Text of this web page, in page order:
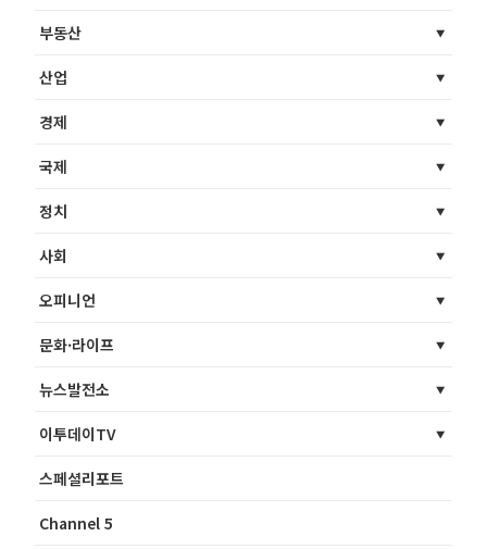
부동산
산업
경제
국제
정치
사회
오피니언
문화·라이프
뉴스발전소
이투데이TV
스페셜리포트
Channel 5